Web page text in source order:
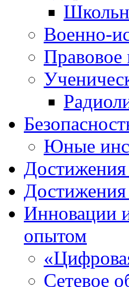
Военно-
Правовое
Юные
Инновации
опытом
Сетевое